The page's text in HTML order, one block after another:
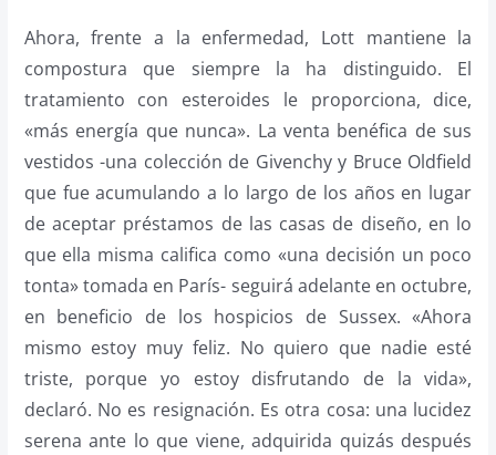
Ahora, frente a la enfermedad, Lott mantiene la
compostura que siempre la ha distinguido. El
tratamiento con esteroides le proporciona, dice,
«más energía que nunca». La venta benéfica de sus
vestidos -una colección de Givenchy y Bruce Oldfield
que fue acumulando a lo largo de los años en lugar
de aceptar préstamos de las casas de diseño, en lo
que ella misma califica como «una decisión un poco
tonta» tomada en París- seguirá adelante en octubre,
en beneficio de los hospicios de Sussex. «Ahora
mismo estoy muy feliz. No quiero que nadie esté
triste, porque yo estoy disfrutando de la vida»,
declaró. No es resignación. Es otra cosa: una lucidez
serena ante lo que viene, adquirida quizás después